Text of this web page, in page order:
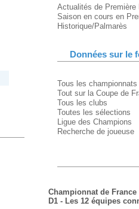
Actualités de Première
Saison en cours en
Historique/Palmarès
Données sur le
Tous les championnats
Tout sur la Coupe de
Tous les clubs
Toutes les sélections
Ligue des Champions
Recherche de joueuse
Championnat de
D1 - Les 12 équipes